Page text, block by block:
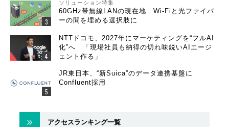
ソリューション特集
60GHz帯無線LANの現在地 Wi-Fiと光ファイバ
ーの間を埋める選択肢に
NTTドコモ、2027年にマーケティングを“フルAI
化”へ 「現場社員も納得の切れ味鋭いAIエージ
ェント作る」
JR東日本、“新Suica”のデータ連携基盤に
Confluent採用
アクセスランキング一覧